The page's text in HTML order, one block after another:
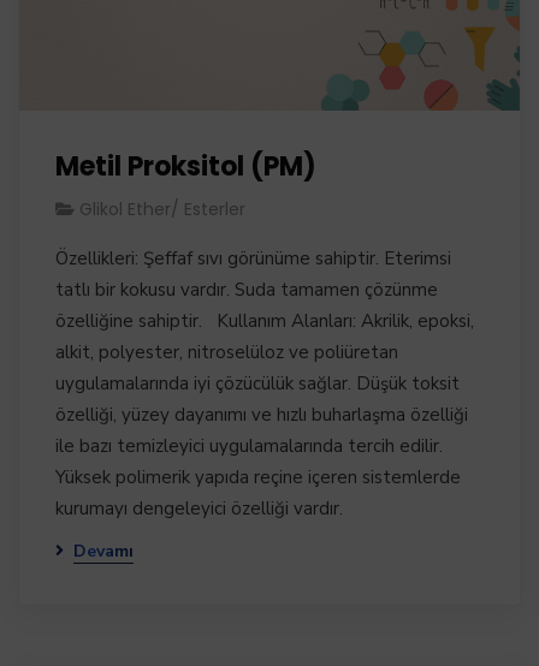
Metil Proksitol (PM)
Glikol Ether/ Esterler
Özellikleri: Şeffaf sıvı görünüme sahiptir. Eterimsi
tatlı bir kokusu vardır. Suda tamamen çözünme
özelliğine sahiptir. Kullanım Alanları: Akrilik, epoksi,
alkit, polyester, nitroselüloz ve poliüretan
uygulamalarında iyi çözücülük sağlar. Düşük toksit
özelliği, yüzey dayanımı ve hızlı buharlaşma özelliği
ile bazı temizleyici uygulamalarında tercih edilir.
Yüksek polimerik yapıda reçine içeren sistemlerde
kurumayı dengeleyici özelliği vardır.
Devamı